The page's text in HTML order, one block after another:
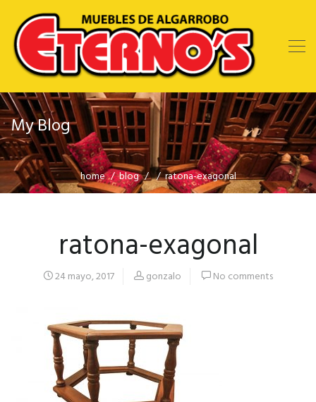
My Blog
home blog ratona-exagonal
ratona-exagonal
24 mayo, 2017 gonzalo No comments